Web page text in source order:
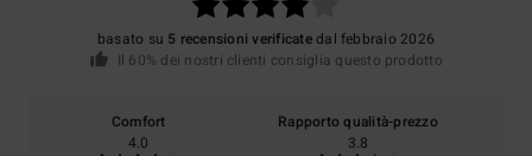
basato su 5 recensioni verificatedal febbraio 2026
Il 60% dei nostri clienti consiglia questo prodotto
Comfort
4.0
Rapporto qualità-prezzo
3.8